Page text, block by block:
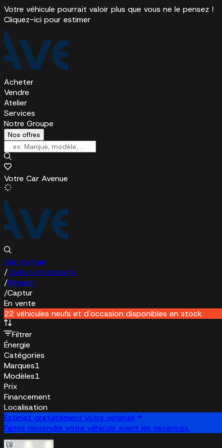
Votre véhicule pourrait valoir plus que vous ne le pensez !
Cliquez-ici pour estimer
Acheter
Vendre
Atelier
Services
Notre Groupe
Nos offres
Votre Car Avenue
Car Avenue
/Voiture d'occasion
/Renault
/Captur
En vente
22 véhicules neufs et d'occasion disponibles en stock
Filtrer
Énergie
Catégories
Marques1
Modèles1
Prix
Financement
Localisation
Estimez gratuitement votre véhicule
Faites reprendre votre véhicule avant les vacances.